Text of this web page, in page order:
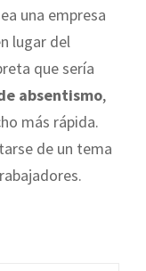
una empresa
lugar del
que sería
absentismo,
más rápida.
de un tema